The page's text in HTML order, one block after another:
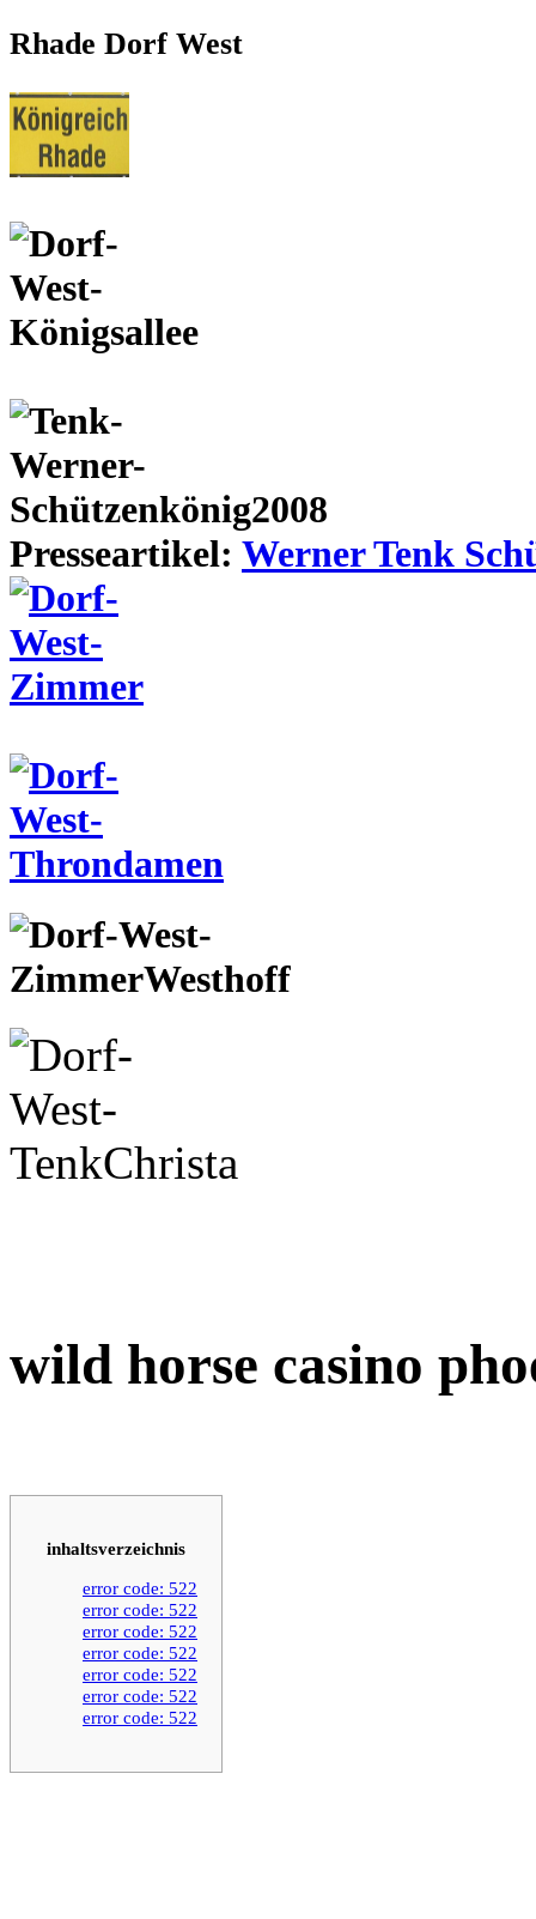
Rhade Dorf West
Presseartikel: Werner Tenk
wild horse casino
inhaltsverzeichnis
error code: 522
error code: 522
error code: 522
error code: 522
error code: 522
error code: 522
error code: 522